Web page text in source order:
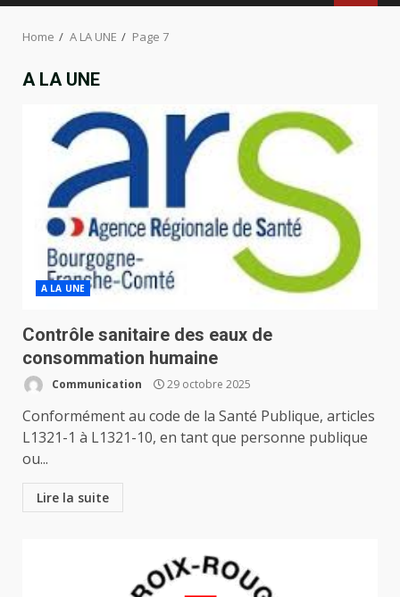
Home A LA UNE Page 7
A LA UNE
A LA UNE
Contrôle sanitaire des eaux de
consommation humaine
Communication 29 octobre 2025
Conformément au code de la Santé Publique, articles
L1321-1 à L1321-10, en tant que personne publique
ou...
Lire la suite